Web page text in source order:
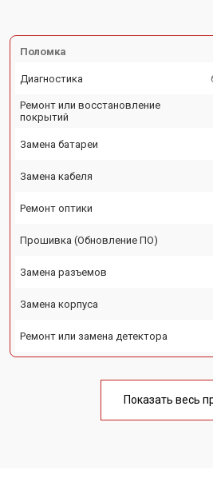
Поломка
Диагностика
Ремонт или восстановление
покрытий
Замена батареи
Замена кабеля
Ремонт оптики
Прошивка (Обновление ПО)
Замена разъемов
Замена корпуса
Ремонт или замена детектора
Показать весь